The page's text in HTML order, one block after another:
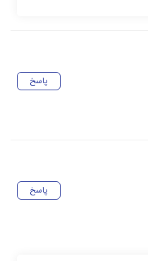
پاسخ
پاسخ